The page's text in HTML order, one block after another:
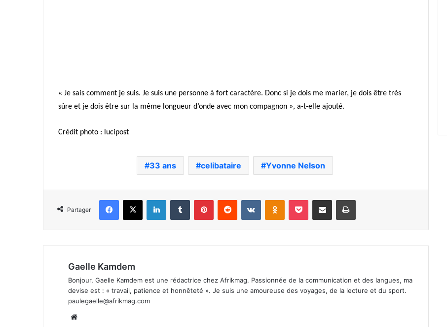
« Je sais comment je suis. Je suis une personne à fort caractère. Donc si je dois me marier, je dois être très
sûre et je dois être sur la même longueur d’onde avec mon compagnon », a-t-elle ajouté.
Crédit photo : lucipost
33 ans celibataire Yvonne Nelson
Partager
Facebook
X LinkedinTumblr PinterestReddit VKontakteOdnoklassniki
Pocket Partager par email Imprimer
Gaelle Kamdem
Bonjour, Gaelle Kamdem est une rédactrice chez Afrikmag. Passionnée de la communication et des langues, ma
devise est : « travail, patience et honnêteté ». Je suis une amoureuse des voyages, de la lecture et du sport.
paulegaelle@afrikmag.com